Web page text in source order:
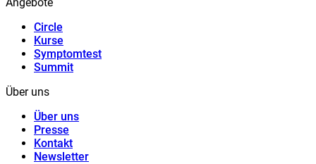
Circle
Kurse
Symptomtest
Summit
Über uns
Über uns
Presse
Kontakt
Newsletter